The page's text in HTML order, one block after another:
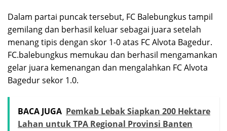
Dalam partai puncak tersebut, FC Balebungkus tampil
gemilang dan berhasil keluar sebagai juara setelah
menang tipis dengan skor 1-0 atas FC Alvota Bagedur.
FC.balebungkus memukau dan berhasil mengamankan
gelar juara kemenangan dan mengalahkan FC Alvota
Bagedur sekor 1.0.
BACA JUGA Pemkab Lebak Siapkan 200 Hektare
Lahan untuk TPA Regional Provinsi Banten